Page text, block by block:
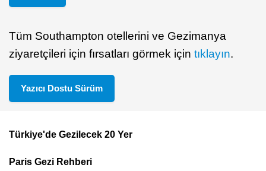
Tüm Southampton otellerini ve Gezimanya
ziyaretçileri için fırsatları görmek için tıklayın.
Yazıcı Dostu Sürüm
Top
Türkiye'de Gezilecek 20 Yer
Paris Gezi Rehberi